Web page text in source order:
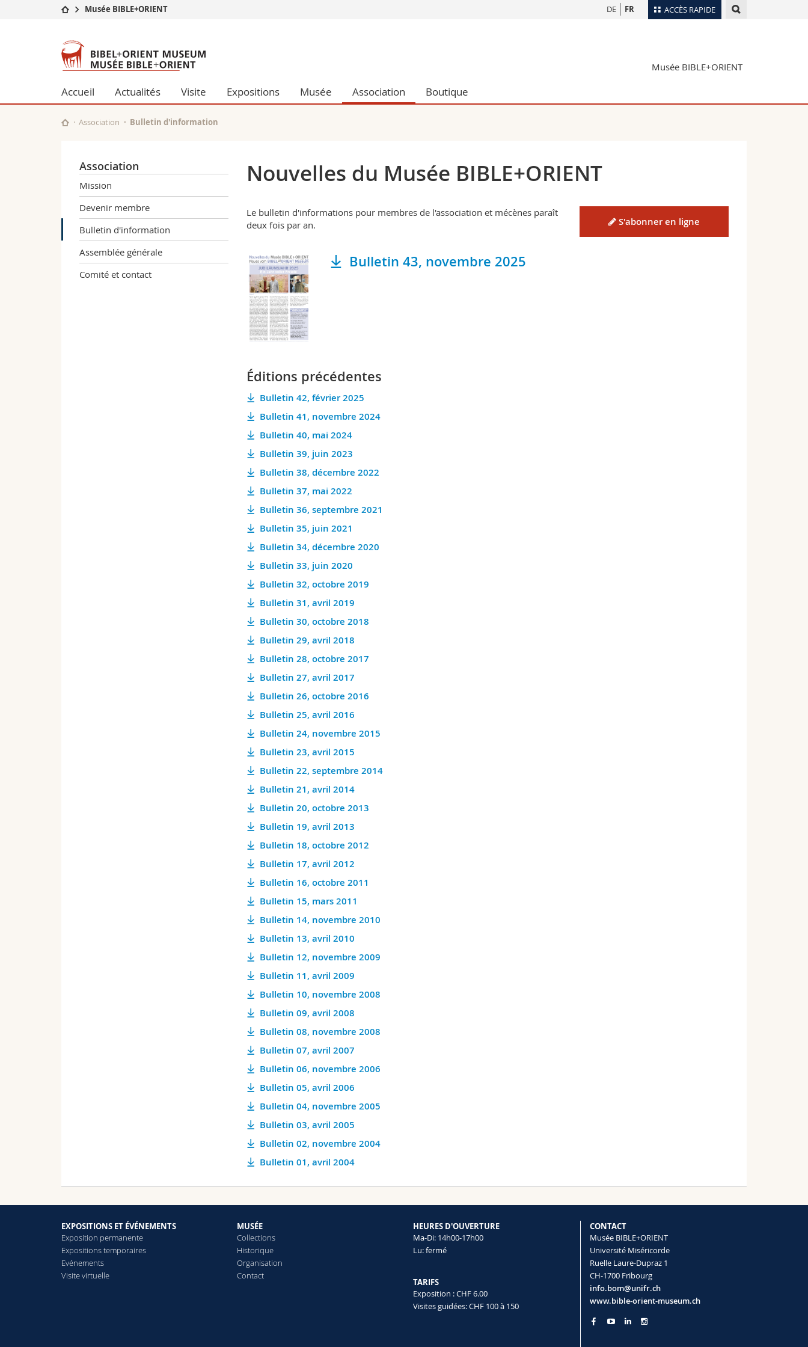
ACCÈS RAPIDE
Université
Etudes
Campus
Recherche
Université
Sciences économiques et sociales et management
Lettres et sciences humaines
DE FR
Musée BIBLE+ORIENT
Musée
BIBLE+ORIENT
Musée BIBLE+ORIENT
Accueil Actualités Visite Expositions Musée Association Boutique
Association Bulletin d'information
Association
Mission
Devenir membre
Bulletin d'information
Assemblée générale
Comité et contact
Nouvelles du Musée BIBLE+ORIENT
Le bulletin d'informations pour membres de l'association et mécènes paraît
deux fois par an.
Bulletin 43, novembre 2025
Éditions précédentes
Bulletin 42, février 2025
Bulletin 41, novembre 2024
Bulletin 40, mai 2024
Bulletin 39, juin 2023
Bulletin 38, décembre 2022
Bulletin 37, mai 2022
Bulletin 36, septembre 2021
Bulletin 35, juin 2021
Bulletin 34, décembre 2020
Bulletin 33, juin 2020
Bulletin 32, octobre 2019
Bulletin 31, avril 2019
Bulletin 30, octobre 2018
Bulletin 29, avril 2018
Bulletin 28, octobre 2017
Bulletin 27, avril 2017
Bulletin 26, octobre 2016
Bulletin 25, avril 2016
Bulletin 24, novembre 2015
Bulletin 23, avril 2015
Bulletin 22, septembre 2014
Bulletin 21, avril 2014
Bulletin 20, octobre 2013
Bulletin 19, avril 2013
Bulletin 18, octobre 2012
Bulletin 17, avril 2012
Bulletin 16, octobre 2011
Bulletin 15, mars 2011
Bulletin 14, novembre 2010
Bulletin 13, avril 2010
Bulletin 12, novembre 2009
Bulletin 11, avril 2009
Bulletin 10, novembre 2008
Bulletin 09, avril 2008
Bulletin 08, novembre 2008
Bulletin 07, avril 2007
Bulletin 06, novembre 2006
Bulletin 05, avril 2006
Bulletin 04, novembre 2005
Bulletin 03, avril 2005
Bulletin 02, novembre 2004
Bulletin 01, avril 2004
S'abonner en ligne
EXPOSITIONS ET ÉVÉNEMENTS
Exposition permanente
Expositions temporaires
Evénements
Visite virtuelle
MUSÉE
Collections
Historique
Organisation
Contact
HEURES D'OUVERTURE
Ma-Di: 14h00-17h00
Lu: fermé
TARIFS
Exposition : CHF 6.00
Visites guidées: CHF 100 à 150
CONTACT
Musée BIBLE+ORIENT
Université Miséricorde
Ruelle Laure-Dupraz 1
CH-1700 Fribourg
info.bom@unifr.ch
www.bible-orient-museum.ch